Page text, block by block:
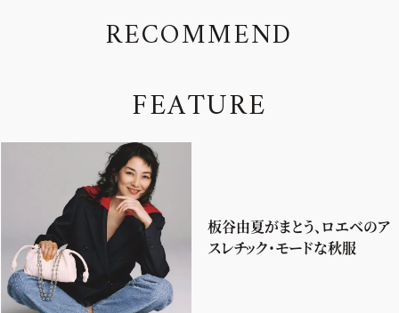
RECOMMEND
FEATURE
板谷由夏がまとう、ロエベのア
スレチック・モードな秋服